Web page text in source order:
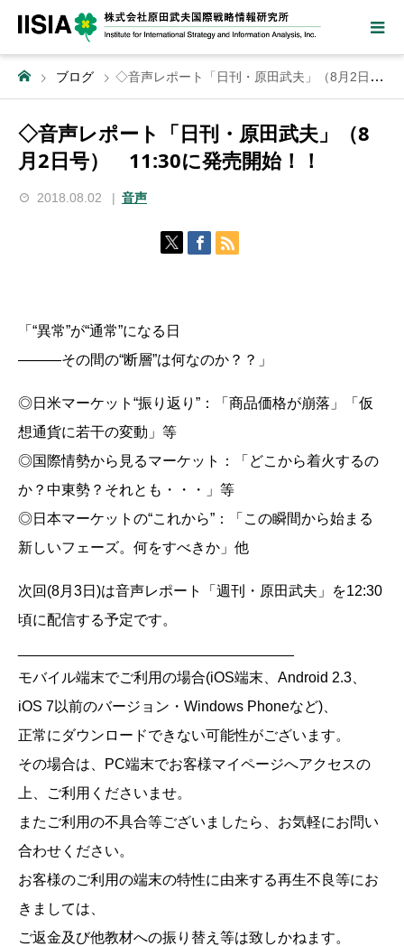
ブログ ◇音声レポート「日刊・原田武夫」（8月2日号） 11:30に発売開始！！
◇音声レポート「日刊・原田武夫」（8
月2日号） 11:30に発売開始！！
2018.08.02 音声
「“異常”が“通常”になる日
―――その間の“断層”は何なのか？？」
◎日米マーケット“振り返り”：「商品価格が崩落」「仮
想通貨に若干の変動」等
◎国際情勢から見るマーケット：「どこから着火するの
か？中東勢？それとも・・・」等
◎日本マーケットの“これから”：「この瞬間から始まる
新しいフェーズ。何をすべきか」他
次回(8月3日)は音声レポート「週刊・原田武夫」を12:30
頃に配信する予定です。
モバイル端末でご利用の場合(iOS端末、Android 2.3、
iOS 7以前のバージョン・Windows Phoneなど)、
正常にダウンロードできない可能性がございます。
その場合は、PC端末でお客様マイページへアクセスの
上、ご利用くださいませ。
またご利用の不具合等ございましたら、お気軽にお問い
合わせください。
お客様のご利用の端末の特性に由来する再生不良等にお
きましては、
ご返金及び他教材への振り替え等は致しかねます。